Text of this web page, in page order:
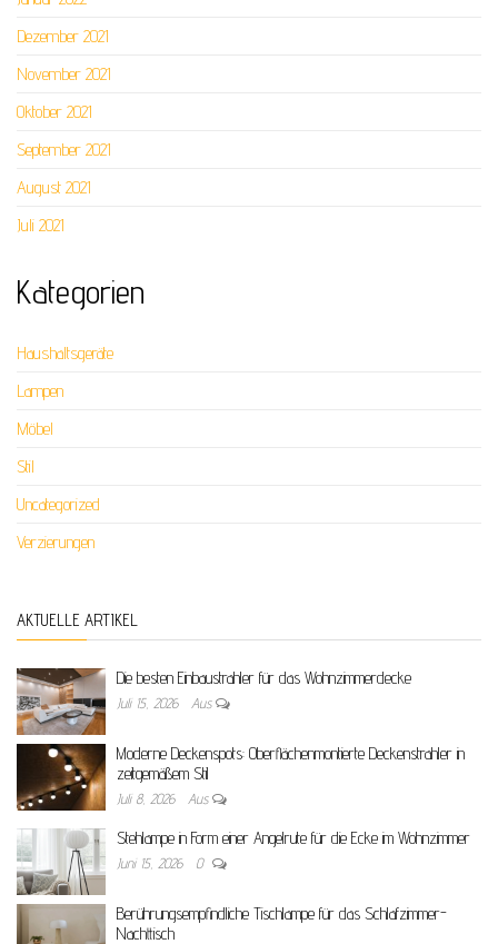
Dezember 2021
November 2021
Oktober 2021
September 2021
August 2021
Juli 2021
Kategorien
Haushaltsgeräte
Lampen
Möbel
Stil
Uncategorized
Verzierungen
AKTUELLE ARTIKEL
Die besten Einbaustrahler für das Wohnzimmerdecke
Juli 15, 2026 Aus
Moderne Deckenspots: Oberflächenmontierte Deckenstrahler in
zeitgemäßem Stil
Juli 8, 2026 Aus
Stehlampe in Form einer Angelrute für die Ecke im Wohnzimmer
Juni 15, 2026 0
Berührungsempfindliche Tischlampe für das Schlafzimmer-
Nachttisch